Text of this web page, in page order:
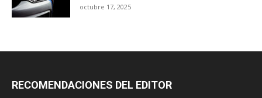
octubre 17, 2025
RECOMENDACIONES DEL EDITOR